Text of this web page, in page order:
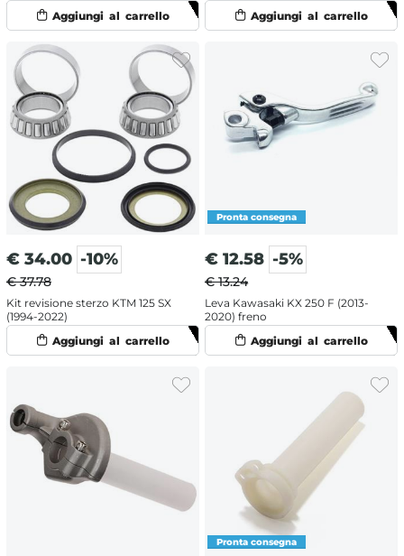
€ 34.00 -10%
€ 37.78
Kit revisione sterzo KTM 125 SX
(1994-2022)
€ 12.58 -5%
€ 13.24
Leva Kawasaki KX 250 F (2013-
2020) freno